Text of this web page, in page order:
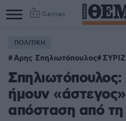
Games
ΠΟΛΙΤΙΚΗ
Άρης Σπηλιωτόπουλος
ήμουν
απόσταση από